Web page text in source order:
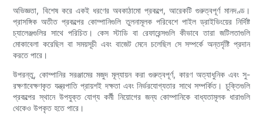
অভিজ্ঞতা, বিশেষ করে একই ধরণের অবকাঠামো প্রকল্পে, আরেকটি গুরুত্বপূর্ণ মানদণ্ড।
প্রাসঙ্গিক অতীত প্রকল্পের কোম্পানিগুলি তুলনামূলক পরিবেশে পাইল ড্রাইভিংয়ের নির্দিষ্ট
চ্যালেঞ্জগুলির সাথে পরিচিত। কেস স্টাডি বা রেফারেন্সগুলি কীভাবে তারা জটিলতাগুলি
মোকাবেলা করেছিল বা সময়সূচী এবং বাজেট মেনে চলেছিল সে সম্পর্কে অন্তর্দৃষ্টি প্রদান
করতে পারে।
উপরন্তু, কোম্পানির সরঞ্জামের মজুদ মূল্যায়ন করা গুরুত্বপূর্ণ, কারণ অত্যাধুনিক এবং সু-
রক্ষণাবেক্ষণকৃত যন্ত্রপাতি প্রায়শই দক্ষতা এবং নির্ভরযোগ্যতার সাথে সম্পর্কিত। চুক্তিগুলি
প্রকল্পের স্থানে উপযুক্ত যোগ্য কর্মী নিয়োগের জন্য কোম্পানিকে বাধ্যতামূলক ধারাগুলি
থেকেও উপকৃত হতে পারে।